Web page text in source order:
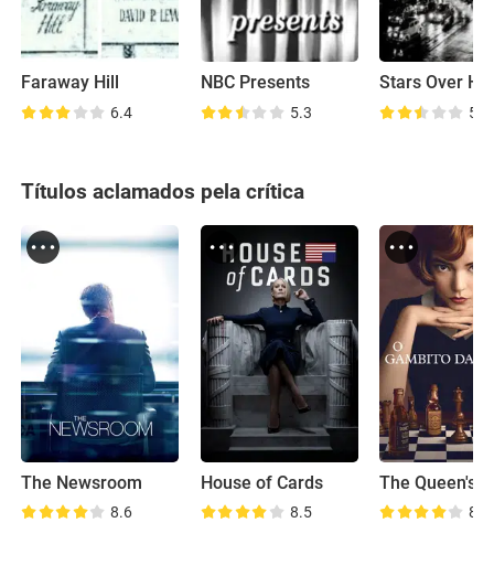
Faraway Hill
6.4
NBC Presents
5.3 5.0
Títulos aclamados pela crítica
The Newsroom
8.6
House of Cards
8.5 8.4